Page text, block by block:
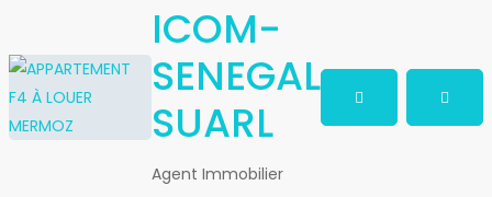
À Propos de Loger-Dakar
Dakar, Sénégal
ICOM-
SENEGAL
SUARL
Agent Immobilier